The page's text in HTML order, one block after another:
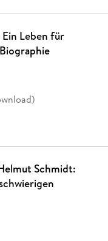
Leben für
Schmidt: